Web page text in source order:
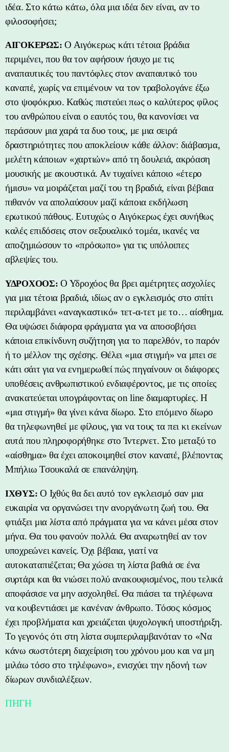
ιδέα. Στο κάτω κάτω, όλα μια ιδέα δεν είναι, αν το
φιλοσοφήσει;
ΑΙΓΟΚΕΡΩΣ: Ο Αιγόκερως κάτι τέτοια βράδια
περιμένει, που θα τον αφήσουν ήσυχο με τις
αναπαυτικές του παντόφλες στον αναπαυτικό του
καναπέ, χωρίς να επιμένουν να τον τραβολογάνε έξω
στο ψοφόκρυο. Καθώς πιστεύει πως ο καλύτερος φίλος
του ανθρώπου είναι ο εαυτός του, θα κανονίσει να
περάσουν μια χαρά τα δυο τους, με μια σειρά
δραστηριότητες που αποκλείουν κάθε άλλον: διάβασμα,
μελέτη κάποιων «χαρτιών» από τη δουλειά, ακρόαση
μουσικής με ακουστικά. Αν τυχαίνει κάποιο «έτερο
ήμισυ» να μοιράζεται μαζί του τη βραδιά, είναι βέβαια
πιθανόν να απολαύσουν μαζί κάποια εκδήλωση
ερωτικού πάθους. Ευτυχώς ο Αιγόκερως έχει συνήθως
καλές επιδόσεις στον σεξουαλικό τομέα, ικανές να
αποζημιώσουν το «πρόσωπο» για τις υπόλοιπες
αβλεψίες του.
ΥΔΡΟΧΟΟΣ: Ο Υδροχόος θα βρει αμέτρητες ασχολίες
για μια τέτοια βραδιά, ιδίως αν ο εγκλεισμός στο σπίτι
περιλαμβάνει «αναγκαστικό» τετ-α-τετ με το… αίσθημα.
Θα υψώσει διάφορα φράγματα για να αποσοβήσει
κάποια επικίνδυνη συζήτηση για το παρελθόν, το παρόν
ή το μέλλον της σχέσης. Θέλει «μια στιγμή» να μπει σε
κάτι σάιτ για να ενημερωθεί πώς πηγαίνουν οι διάφορες
υποθέσεις ανθρωπιστικού ενδιαφέροντος, με τις οποίες
ανακατεύεται υπογράφοντας on line διαμαρτυρίες. Η
«μια στιγμή» θα γίνει κάνα δίωρο. Στο επόμενο δίωρο
θα τηλεφωνηθεί με φίλους, για να τους τα πει κι εκείνων
αυτά που πληροφορήθηκε στο Ίντερνετ. Στο μεταξύ το
«αίσθημα» θα έχει αποκοιμηθεί στον καναπέ, βλέποντας
Μπήλιω Τσουκαλά σε επανάληψη.
ΙΧΘΥΣ: Ο Ιχθύς θα δει αυτό τον εγκλεισμό σαν μια
ευκαιρία να οργανώσει την ανοργάνωτη ζωή του. Θα
φτιάξει μια λίστα από πράγματα για να κάνει μέσα στον
μήνα. Θα του φανούν πολλά. Θα αναρωτηθεί αν τον
υποχρεώνει κανείς. Όχι βέβαια, γιατί να
αυτοκαταπιέζεται; Θα χώσει τη λίστα βαθιά σε ένα
συρτάρι και θα νιώσει πολύ ανακουφισμένος, που τελικά
αποφάσισε να μην ασχοληθεί. Θα πιάσει τα τηλέφωνα
να κουβεντιάσει με κανέναν άνθρωπο. Τόσος κόσμος
έχει προβλήματα και χρειάζεται ψυχολογική υποστήριξη.
Το γεγονός ότι στη λίστα συμπεριλαμβανόταν το «Να
κάνω σωστότερη διαχείριση του χρόνου μου και να μη
μιλάω τόσο στο τηλέφωνο», ενισχύει την ηδονή των
δίωρων συνδιαλέξεων.
ΠΗΓΗ